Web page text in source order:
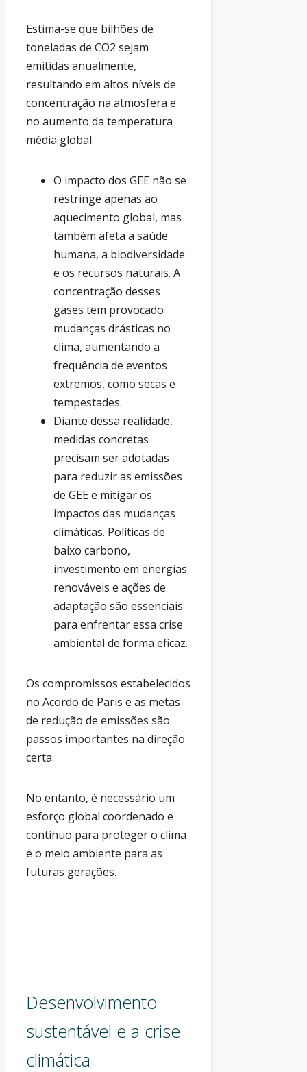
Estima-se que bilhões de
toneladas de CO2 sejam
emitidas anualmente,
resultando em altos níveis de
concentração na atmosfera e
no aumento da temperatura
média global.
O impacto dos GEE não se
restringe apenas ao
aquecimento global, mas
também afeta a saúde
humana, a biodiversidade
e os recursos naturais. A
concentração desses
gases tem provocado
mudanças drásticas no
clima, aumentando a
frequência de eventos
extremos, como secas e
tempestades.
Diante dessa realidade,
medidas concretas
precisam ser adotadas
para reduzir as emissões
de GEE e mitigar os
impactos das mudanças
climáticas. Políticas de
baixo carbono,
investimento em energias
renováveis e ações de
adaptação são essenciais
para enfrentar essa crise
ambiental de forma eficaz.
Os compromissos estabelecidos
no Acordo de Paris e as metas
de redução de emissões são
passos importantes na direção
certa.
No entanto, é necessário um
esforço global coordenado e
contínuo para proteger o clima
e o meio ambiente para as
futuras gerações.
Desenvolvimento
sustentável e a crise
climática